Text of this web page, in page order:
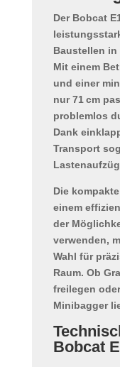
Der Bobcat
Baustellen in
Mit einem
und einer
nur 71 cm
problemlos
Dank
Transport
Die
einem
der
verwenden,
Wahl für
Raum. Ob
freilegen
Minibagger
Bobcat